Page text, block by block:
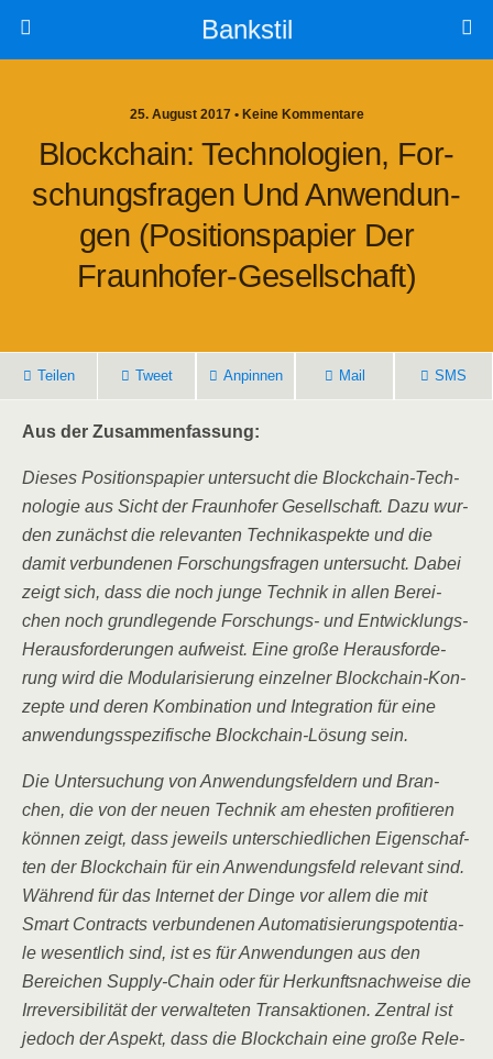
Bankstil
25. August 2017 • Keine Kommentare
Block­chain: Tech­no­lo­gien, For­
Schungs­fra­gen Und Anwen­dun­
Gen (Posi­ti­ons­pa­pier Der
Fraunhofer-Gesellschaft)
Tei­len Tweet Anpin­nen Mail SMS
Aus der Zusammenfassung:
Die­ses Posi­ti­ons­pa­pier unter­sucht die Block­chain-Tech­
no­lo­gie aus Sicht der Fraun­ho­fer Gesell­schaft. Dazu wur­
den zunächst die rele­van­ten Tech­ni­k­aspek­te und die
damit ver­bun­de­nen For­schungs­fra­gen unter­sucht. Dabei
zeigt sich, dass die noch jun­ge Tech­nik in allen Berei­
chen noch grund­le­gen­de For­schungs- und Ent­wick­lungs-
Her­aus­for­de­run­gen auf­weist. Eine gro­ße Her­aus­for­de­
rung wird die Modu­la­ri­sie­rung ein­zel­ner Block­chain-Kon­
zep­te und deren Kom­bi­na­ti­on und Inte­gra­ti­on für eine
anwen­dungs­spe­zi­fi­sche Block­chain-Lösung sein.
Die Unter­su­chung von Anwen­dungs­fel­dern und Bran­
chen, die von der neu­en Tech­nik am ehes­ten pro­fi­tie­ren
kön­nen zeigt, dass jeweils unter­schied­li­chen Eigen­schaf­
ten der Block­chain für ein Anwen­dungs­feld rele­vant sind.
Wäh­rend für das Inter­net der Din­ge vor allem die mit
Smart Con­tracts ver­bun­de­nen Auto­ma­ti­sie­rungs­po­ten­tia­
le wesent­lich sind, ist es für Anwen­dun­gen aus den
Berei­chen Sup­p­ly-Chain oder für Her­kunfts­nach­wei­se die
Irrever­si­bi­li­tät der ver­wal­te­ten Trans­ak­tio­nen. Zen­tral ist
jedoch der Aspekt, dass die Block­chain eine gro­ße Rele­